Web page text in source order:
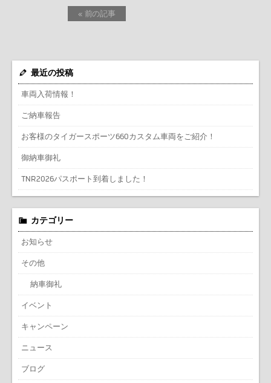
« 前の記事
最近の投稿
車両入荷情報！
ご納車報告
お客様のタイガースポーツ660カスタム車両をご紹介！
御納車御礼
TNR2026パスポート到着しました！
カテゴリー
お知らせ
その他
納車御礼
イベント
キャンペーン
ニュース
ブログ